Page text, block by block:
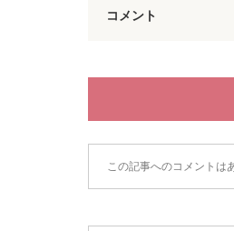
コメント
この記事へのコメントは